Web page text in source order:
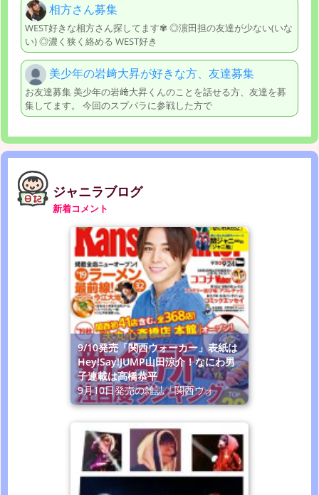
相方さん募集
WEST好きな相方さん探してます✾ ◎濵田担の友達が少ない(いな
い) ◎濃く狭く絡める WEST好き
美少年の岩﨑大昇が好きな方、友達募集
お友達募集 美少年の岩﨑大昇くんのことを話せる方、友達を募
集してます。 今回のスプパラに参戦した方で
ジャニラブログ
新着コメント
9/10発売「関西ウォーカー」表紙は
Hey!Say!JUMP山田涼介！なにわ男
子連載は高橋恭平
9月10日発売の雑誌「関西ウォ